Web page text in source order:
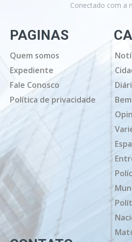
Conectado com a
PAGINAS
Quem somos
Expediente
Fale Conosco
Política de privacidade